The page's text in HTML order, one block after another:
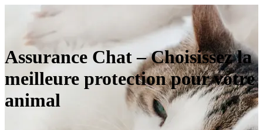
Assurance Chat – Choisissez la
meilleure protection pour votre
animal